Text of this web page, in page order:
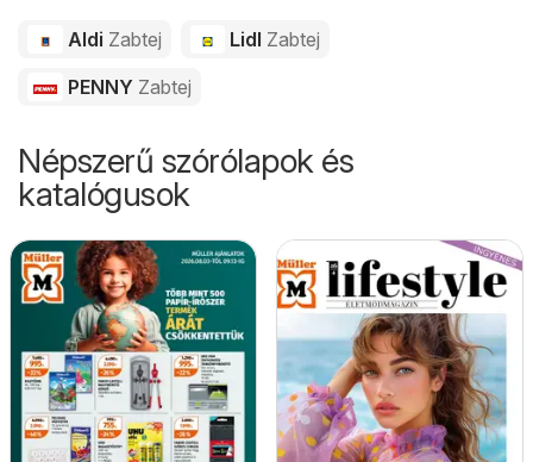
Aldi Zabtej Lidl Zabtej
PENNY Zabtej
Népszerű szórólapok és
katalógusok